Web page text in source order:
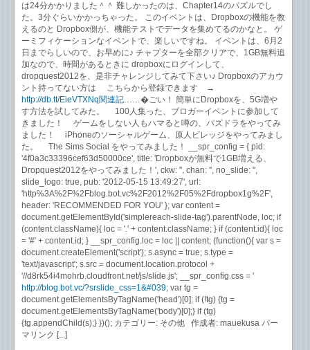
は24分かかりました＾＾ 難しかったのは、Chapter14のパズルでし
た。3分ぐらいかかっちゃった。 このイベントは、Dropboxの機能を教
えるのと Dropbox側が、機能テストでデータを集めてるのかなと。 ゲ
ーミフィケーションなイベントで、楽しいですね。 イベントは、6月2
日までらしいので、お早めに♪ チャプターを全部クリアで、1GB無料追
加なので、時間があるときに dropboxにログインして、
dropquest2012を、是非チャレンジしてみて下さい♪ Dropboxのアカウ
ント持ってない方は こちらから登録できます →
http://db.tt/EieVTXNq関連記……�ごい！ 簡単にDropboxを、5G増や
す方法を試してみた。 100人集った、ブロガーイベントに参加して
きました！ ゲームをしない人もハマると噂の、パズドラをやってみ
ました！ iPhoneのソーシャルゲーム、原人ビレッジをやってみまし
た。 The Sims Social をやってみました！ __spr_config = { pid:
'4f0a3c33396cef63d50000ce', title: 'Dropboxが無料で1GB増える、
Dropquest2012をやってみました！', ckw: '', chan: '', no_slide: '',
slide_logo: true, pub: '2012-05-15 13:49:27', url:
'http%3A%2F%2Fblog.bot.vc%2F2012%2F05%2Fdropbox1g%2F',
header: 'RECOMMENDED FOR YOU' }; var content =
document.getElementById('simplereach-slide-tag').parentNode, loc; if
(content.className){ loc = '.' + content.className; } if (content.id){ loc
= '#' + content.id; } __spr_config.loc = loc || content; (function(){ var s =
document.createElement('script'); s.async = true; s.type =
'text/javascript'; s.src = document.location.protocol +
'//d8rk54i4mohrb.cloudfront.net/js/slide.js'; __spr_config.css = '
http://blog.bot.vc/?srslide_css=1&#039; var tg =
document.getElementsByTagName('head')[0]; if (!tg) {tg =
document.getElementsByTagName('body')[0];} if (tg)
{tg.appendChild(s);} })(); カテゴリー: その他 作成者: mauekusa パー
マリンク [...]